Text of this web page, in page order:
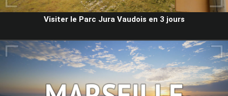
Visiter le Parc Jura Vaudois en 3 jours